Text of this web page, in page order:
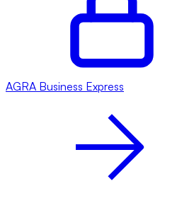
AGRA Business Express